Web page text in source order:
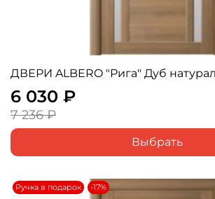
ДВЕРИ ALBERO "Рига" Дуб
6 030 ₽
7 236 ₽
Выбрать
Ручка в подарок -17%